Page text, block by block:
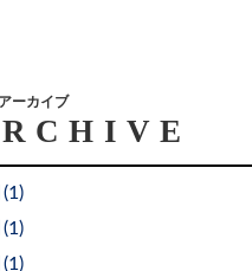
ーカイブ
1 )
1 )
1 )